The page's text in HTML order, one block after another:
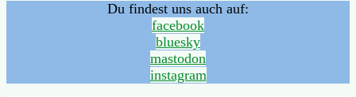
Du findest uns auch auf:
facebook
bluesky
mastodon
instagram